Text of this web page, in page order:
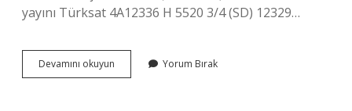
yayını Türksat 4A12336 H 5520 3/4 (SD) 12329…
Devamını okuyun
Hangi
Yorum Bırak